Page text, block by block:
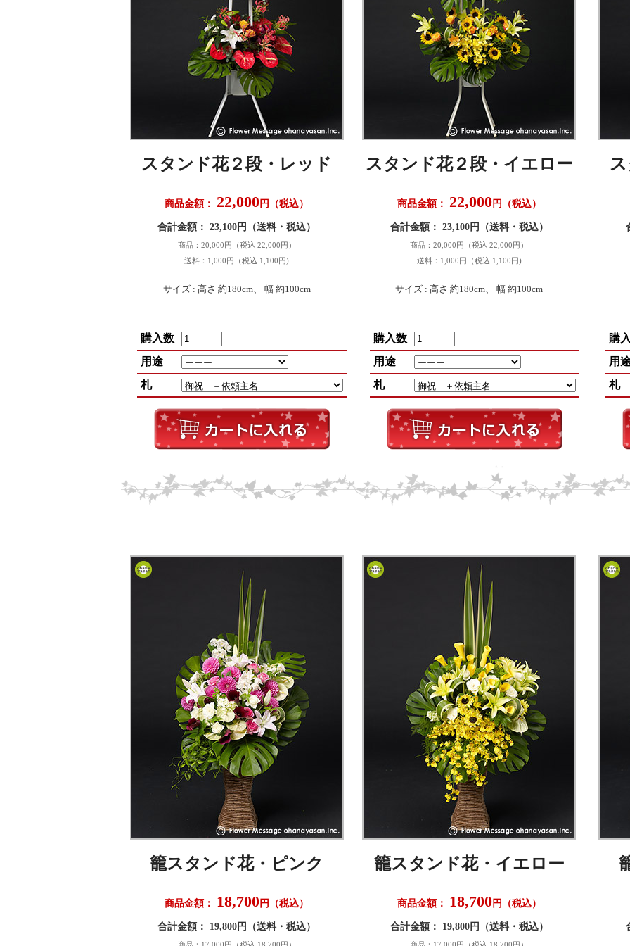
スタンド花２段・レッド
商品金額： 22,000 円（税込）
合計金額： 23,100円（送料・税込）
商品：20,000円（税込 22,000円）
送料：1,000円（税込 1,100円)
サイズ : 高さ 約180cm、 幅 約100cm
購入数
用途
札
スタンド花２段・イエロー
商品金額： 22,000円（税込）
合計金額： 23,100円（送料・税込）
商品：20,000円（税込 22,000円）
送料：1,000円（税込 1,100円)
サイズ : 高さ 約180cm、 幅 約100cm
購入数
用途
札
購
用
札
籠スタンド花・ピンク
商品金額： 18,700 円（税込）
合計金額： 19,800円（送料・税込）
籠スタンド花・イエロー
商品金額： 18,700円（税込）
合計金額： 19,800円（送料・税込）